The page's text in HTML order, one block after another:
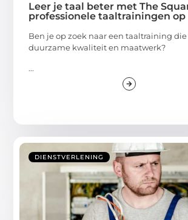
Leer je taal beter met The
professionele taaltrainingen
Ben je op zoek naar een taaltraining
duurzame kwaliteit en maatwerk?
...
DIENSTVERLENING